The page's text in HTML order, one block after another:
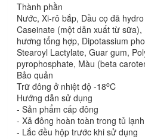
Thành phần
Nước, Xi-rô bắp, Dầu cọ đã
Caseinate (một dẫn xuất từ sữa),
hương tổng hợp, Dipotassium
Stearoyl Lactylate, Guar gum,
pyrophosphate, Màu (beta
Bảo quản
Trữ đông ở nhiệt độ -18oC
Hướng dẫn sử dụng
- Sản phẩm cấp đông
- Xả đông hoàn toàn trong tủ
- Lắc đều hộp trước khi sử dụng